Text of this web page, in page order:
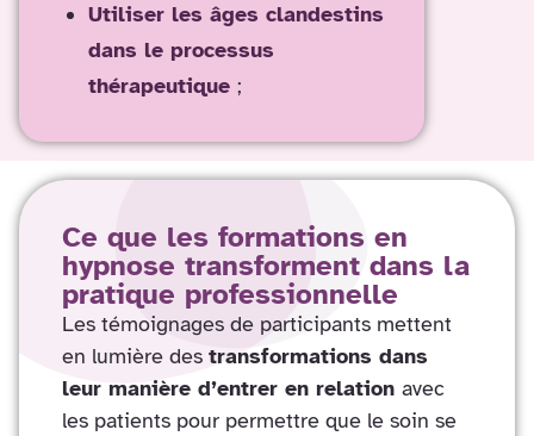
Utiliser les âges clandestins
dans le processus
thérapeutique ;
Ce que les formations en
hypnose transforment dans la
pratique professionnelle
Les témoignages de participants mettent
en lumière des transformations dans
leur manière d’entrer en relation avec
les patients pour permettre que le soin se